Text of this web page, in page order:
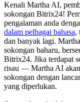
Kenali Martha AI,
sokongan Bitrix24!
pengalaman anda
dalam pelbagai bahasa,
dan banyak lagi.
sokongan baharu,
Bitrix24. Jika terdapat
risau — Martha AI akan
sokongan dengan
yang diperlukan.